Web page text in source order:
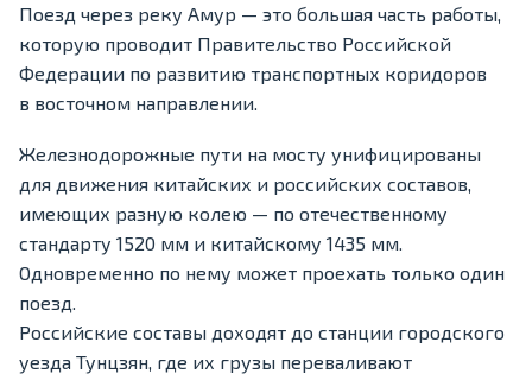
Поезд через реку Амур — это большая часть работы,
которую проводит Правительство Российской
Федерации по развитию транспортных коридоров
в восточном направлении.
Железнодорожные пути на мосту унифицированы
для движения китайских и российских составов,
имеющих разную колею — по отечественному
стандарту 1520 мм и китайскому 1435 мм.
Одновременно по нему может проехать только один
поезд.
Российские составы доходят до станции городского
уезда Тунцзян, где их грузы переваливают